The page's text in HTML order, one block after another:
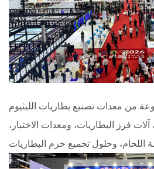
من معدات تصنيع بطاريات الليثيوم
فرز البطاريات، ومعدات الاختبار،